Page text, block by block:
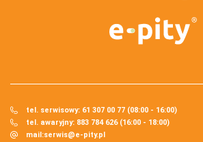
tel. serwisowy: 61 307 00 77 (08:00 - 16:00)
tel. awaryjny: 883 784 626 (16:00 - 18:00)
mail:serwis@e-pity.pl